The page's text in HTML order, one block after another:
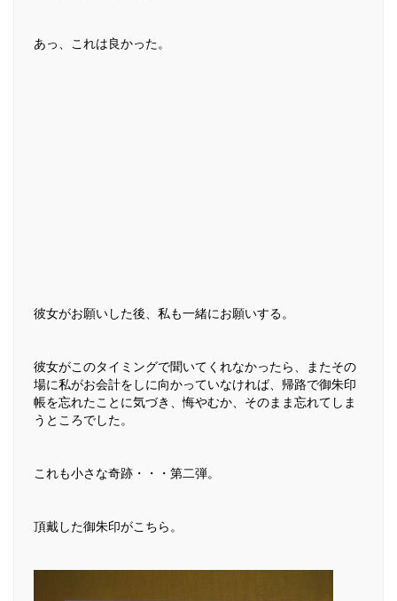
あっ、これは良かった。
彼女がお願いした後、私も一緒にお願いする。
彼女がこのタイミングで聞いてくれなかったら、またその
場に私がお会計をしに向かっていなければ、帰路で御朱印
帳を忘れたことに気づき、悔やむか、そのまま忘れてしま
うところでした。
これも小さな奇跡・・・第二弾。
頂戴した御朱印がこちら。